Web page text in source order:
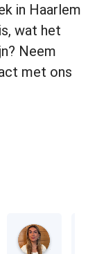
in Haarlem
wat het
Neem
met ons
geleden